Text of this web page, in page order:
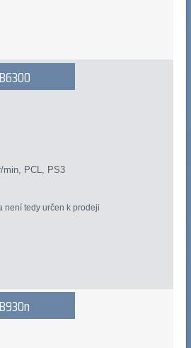
min, PCL, PS3
není tedy určen k prodeji